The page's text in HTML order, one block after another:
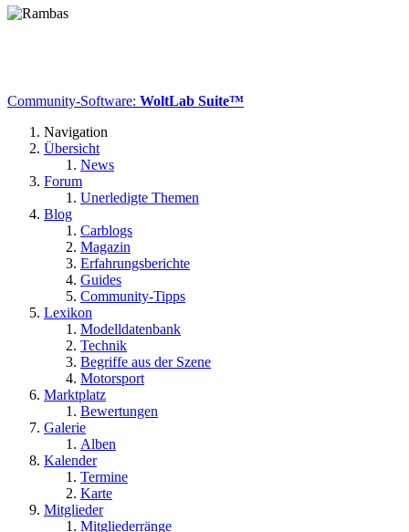
Community-Software: WoltLab Suite™
Navigation
Übersicht
News
Forum
Unerledigte Themen
Blog
Carblogs
Magazin
Erfahrungsberichte
Guides
Community-Tipps
Lexikon
Modelldatenbank
Technik
Begriffe aus der Szene
Motorsport
Marktplatz
Bewertungen
Galerie
Alben
Kalender
Termine
Karte
Mitglieder
Mitgliederränge